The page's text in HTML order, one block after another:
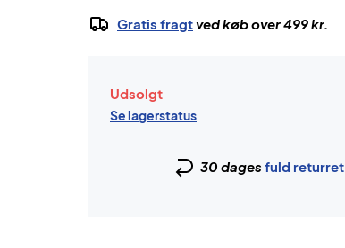
Gratis fragtved køb over 499 kr.
Udsolgt
Se lagerstatus
30 dages fuld returret